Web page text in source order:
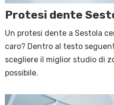
Protesi dente
Un protesi dente a Sestola
caro? Dentro al testo
scegliere il miglior studio di
possibile.